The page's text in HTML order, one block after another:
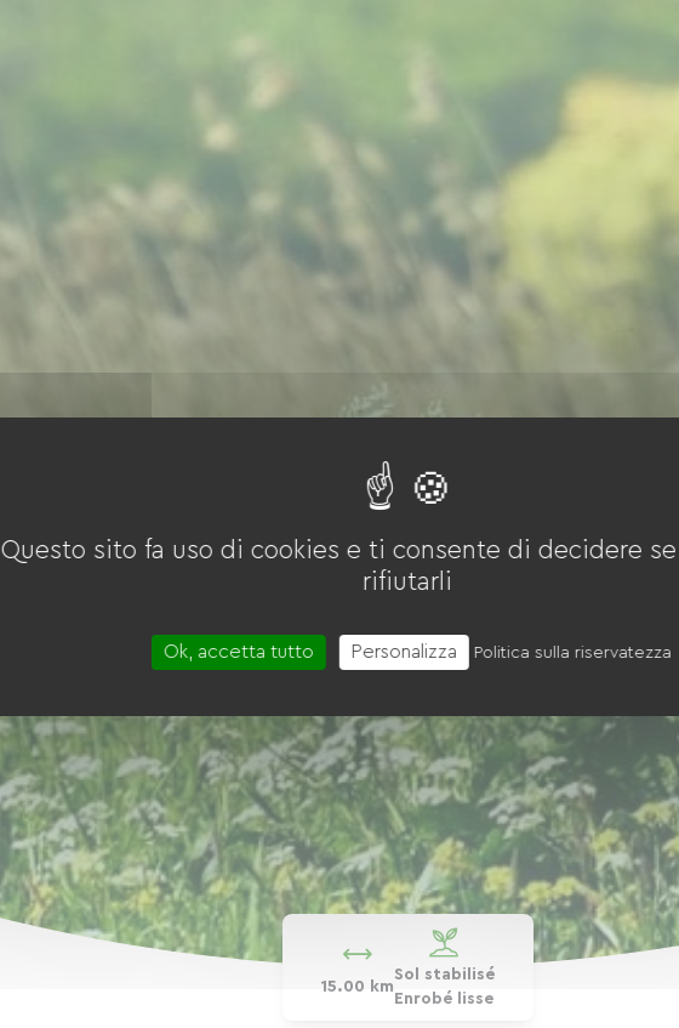
15.00 km
Sol stabilisé
Enrobé lisse
Questo sito fa uso di cookies e ti consente di decidere
rifiutarli
Ok, accetta tutto Personalizza Politica sulla riservatezza